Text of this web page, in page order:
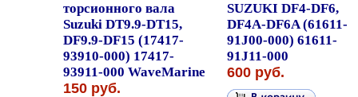
торсионного вала
Suzuki DT9.9-DT15,
DF9.9-DF15 (17417-
93910-000) 17417-
93911-000 WaveMarine
150 руб.
SUZUKI DF4-DF6,
DF4A-DF6A (61611-
91J00-000) 61611-
91J11-000
600 руб.